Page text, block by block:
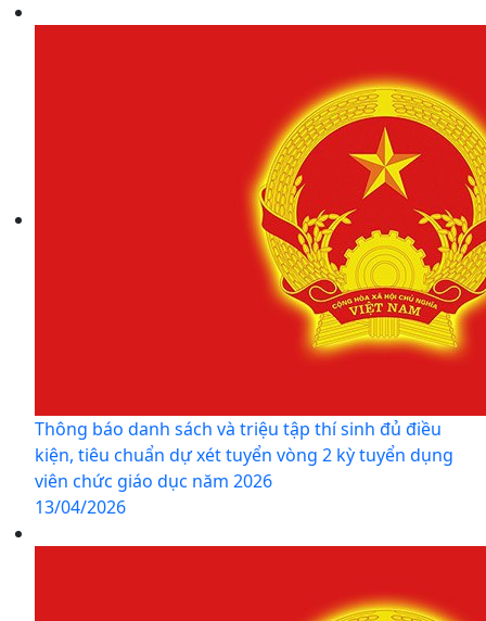
Thông báo danh sách và triệu tập thí sinh đủ điều
kiện, tiêu chuẩn dự xét tuyển vòng 2 kỳ tuyển dụng
viên chức giáo dục năm 2026
13/04/2026